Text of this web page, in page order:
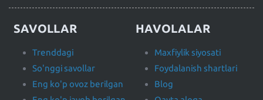
SAVOLLAR
Trenddagi
So'nggi savollar
Eng ko'p ovoz berilgan
HAVOLALAR
Maxfiylik siyosati
Foydalanish shartlari
Blog